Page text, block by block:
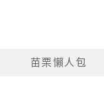
苗栗懶人包